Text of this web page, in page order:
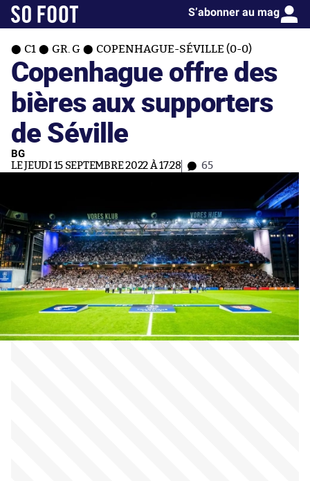
S’abonner au mag
C1 GR. G COPENHAGUE-SÉVILLE (0-0)
Copenhague offre des
bières aux supporters
de Séville
BG
LE JEUDI 15 SEPTEMBRE 2022 À 17:28 65